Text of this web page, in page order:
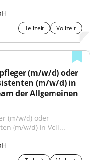
Teilzeit Vollzeit
(m/w/d) oder
(m/w/d) in
der Allgemeinen
(m/w/d) oder
(m/w/d) in Voll...